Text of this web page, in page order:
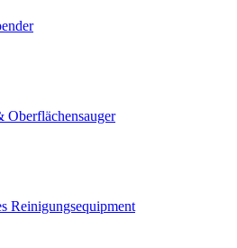
Oberflächensauger
Reinigungsequipment